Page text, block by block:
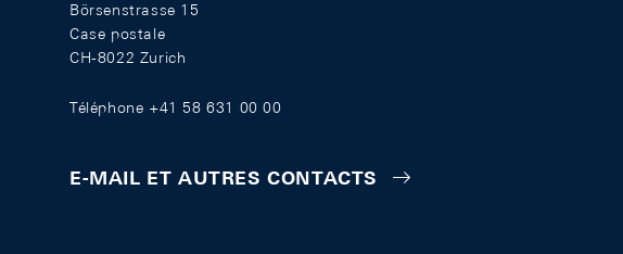
Börsenstrasse 15
Case postale
CH-8022 Zurich
Téléphone +41 58 631 00 00
E-MAIL ET AUTRES CONTACTS